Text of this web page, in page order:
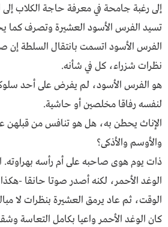
إلى رغبة جامحة في معرفة حاجة الكلاب إلى
تسيد الفرس الأسود العشيرة وتصرف كما
الفرس الأسود اتسمت بانتقال السلطة إن
نظرات شزراء، كل في شأنه.
هو الفرس الأسود، لم يفرض على أحد
لنفسه رفاقا مخلصين أو حاشية.
الإناث يحطن به، هل هو تنافس من قبلهن
والأوسم والأذكى؟
ذات يوم هوى صاحبه على أم رأسه بهراوته.
الوغد الأحمر، لكنه أصدر صوتا حانقا -
الوقت، ثم عاد يرمق العشيرة بنظرات لا
كان الوغد الأحمر واعيا بكامل التعاسة